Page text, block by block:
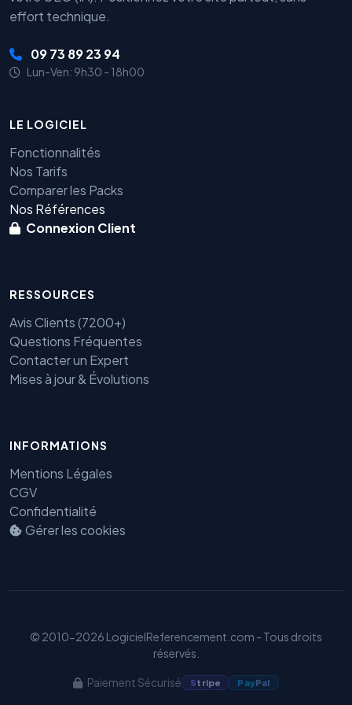
effort technique.
09 73 89 23 94
Lun-Ven: 9h30 - 18h00
LE LOGICIEL
Fonctionnalités
Nos Tarifs
Comparer les Packs
Nos Références
Connexion Client
RESSOURCES
Avis Clients (7200+)
Questions Fréquentes
Contacter un Expert
Mises à jour & Évolutions
INFORMATIONS
Mentions Légales
CGV
Confidentialité
Gérer les cookies
© 2010-2026 LogicielReferencement.com - Tous droits
réservés.
Paiement Sécurisé Stripe PayPal